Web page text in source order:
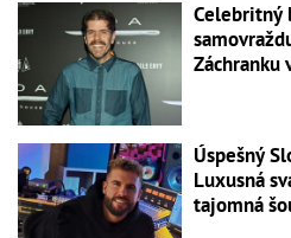
Celebritný
Záchranku
Úspešný
Luxusná
tajomná